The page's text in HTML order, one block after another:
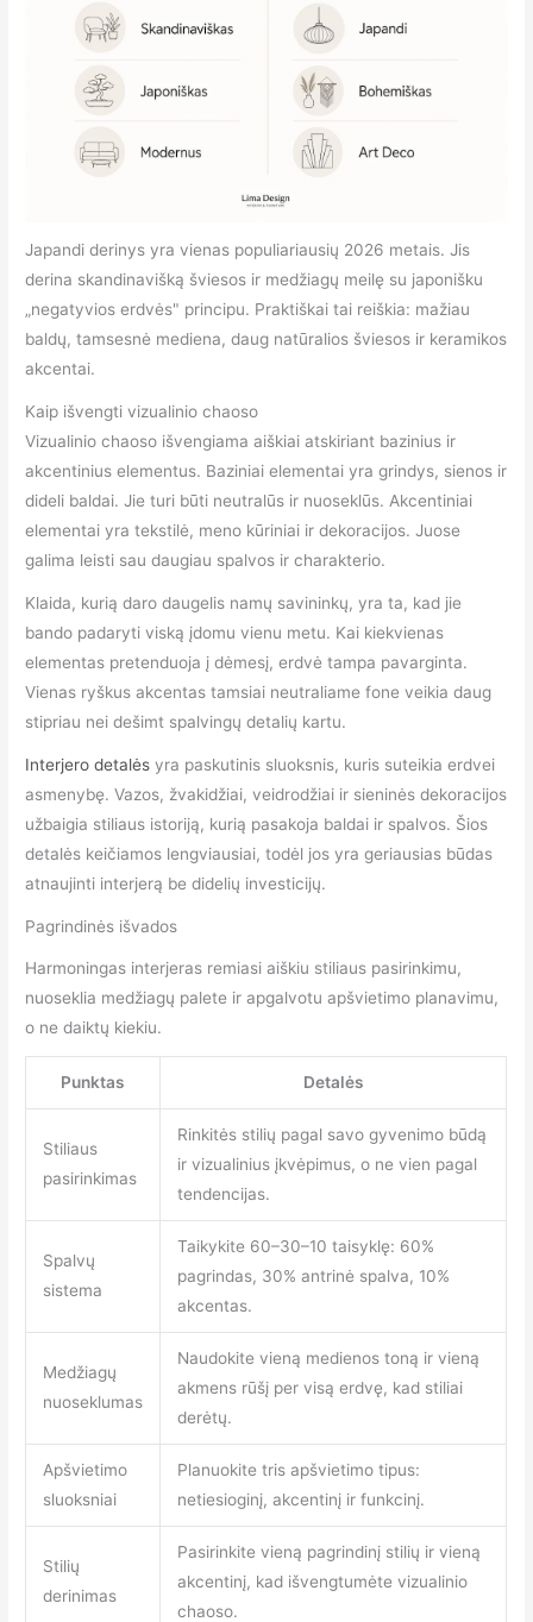
Japandi derinys yra vienas populiariausių 2026 metais. Jis
derina skandinavišką šviesos ir medžiagų meilę su japonišku
„negatyvios erdvės" principu. Praktiškai tai reiškia: mažiau
baldų, tamsesnė mediena, daug natūralios šviesos ir keramikos
akcentai.
Kaip išvengti vizualinio chaoso
Vizualinio chaoso išvengiama aiškiai atskiriant bazinius ir
akcentinius elementus. Baziniai elementai yra grindys, sienos ir
dideli baldai. Jie turi būti neutralūs ir nuoseklūs. Akcentiniai
elementai yra tekstilė, meno kūriniai ir dekoracijos. Juose
galima leisti sau daugiau spalvos ir charakterio.
Klaida, kurią daro daugelis namų savininkų, yra ta, kad jie
bando padaryti viską įdomu vienu metu. Kai kiekvienas
elementas pretenduoja į dėmesį, erdvė tampa pavarginta.
Vienas ryškus akcentas tamsiai neutraliame fone veikia daug
stipriau nei dešimt spalvingų detalių kartu.
Interjero detalės yra paskutinis sluoksnis, kuris suteikia erdvei
asmenybę. Vazos, žvakidžiai, veidrodžiai ir sieninės dekoracijos
užbaigia stiliaus istoriją, kurią pasakoja baldai ir spalvos. Šios
detalės keičiamos lengviausiai, todėl jos yra geriausias būdas
atnaujinti interjerą be didelių investicijų.
Pagrindinės išvados
Harmoningas interjeras remiasi aiškiu stiliaus pasirinkimu,
nuoseklia medžiagų palete ir apgalvotu apšvietimo planavimu,
o ne daiktų kiekiu.
Punktas Detalės
Stiliaus
pasirinkimas
Rinkitės stilių pagal savo gyvenimo būdą
ir vizualinius įkvėpimus, o ne vien pagal
tendencijas.
Spalvų
sistema
Taikykite 60–30–10 taisyklę: 60%
pagrindas, 30% antrinė spalva, 10%
akcentas.
Medžiagų
nuoseklumas
Naudokite vieną medienos toną ir vieną
akmens rūšį per visą erdvę, kad stiliai
derėtų.
Apšvietimo
sluoksniai
Planuokite tris apšvietimo tipus:
netiesioginį, akcentinį ir funkcinį.
Stilių
derinimas
Pasirinkite vieną pagrindinį stilių ir vieną
akcentinį, kad išvengtumėte vizualinio
chaoso.